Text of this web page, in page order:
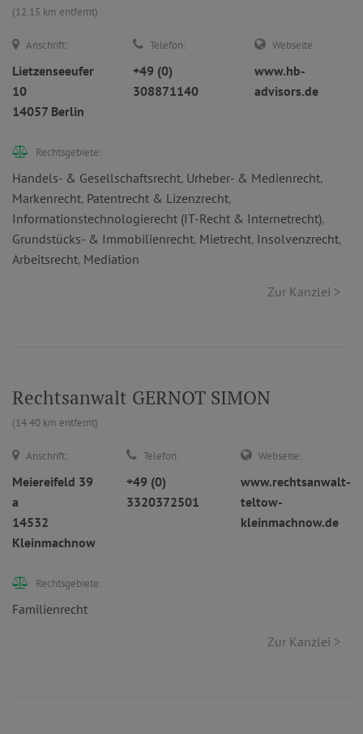
(12.15 km entfernt)
Anschrift:
Lietzenseeufer
10
14057 Berlin
Telefon:
+49 (0)
308871140
Webseite:
www.hb-
advisors.de
Rechtsgebiete:
Handels- & Gesellschaftsrecht, Urheber- & Medienrecht,
Markenrecht, Patentrecht & Lizenzrecht,
Informationstechnologierecht (IT-Recht & Internetrecht),
Grundstücks- & Immobilienrecht, Mietrecht, Insolvenzrecht,
Arbeitsrecht, Mediation
Zur Kanzlei >
Rechtsanwalt GERNOT SIMON
(14.40 km entfernt)
Anschrift:
Meiereifeld 39
a
14532
Kleinmachnow
Telefon:
+49 (0)
3320372501
Webseite:
www.rechtsanwalt-
teltow-
kleinmachnow.de
Rechtsgebiete:
Familienrecht
Zur Kanzlei >